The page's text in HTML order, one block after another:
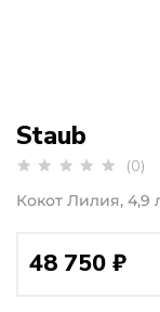
(0)
Staub
Кокот Лилия, 4,9
48 750 ₽